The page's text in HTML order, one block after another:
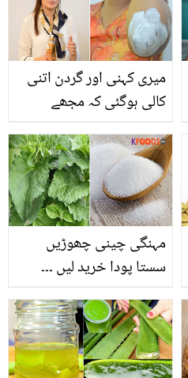
میری کہنی اور گردن اتنی
کالی ہوگئی کہ مجھے
شائستہ لودھی نے نشان زدہ
کالی جلد کو ختم کرنے کے
لئے کون سا طریقہ بتایا؟
مہنگی چینی چھوڑیں
سستا پودا خرید لیں ۔۔۔
جس کو گھر میں رکھنے سے
چینی خریدنے کے ضرورت
ہی نہ پڑے؟